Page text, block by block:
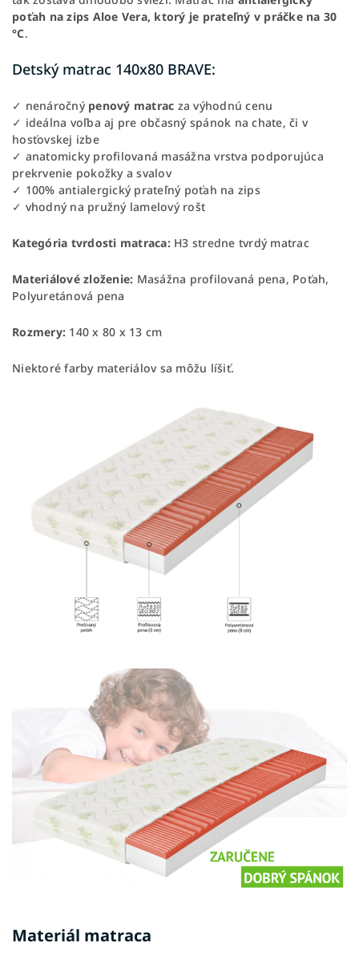
poťah na zips Aloe Vera, ktorý je prateľný v práčke na 30
°C.
Detský matrac 140x80 BRAVE:
✓ nenáročnýpenový matrac za výhodnú cenu
✓ ideálna voľba aj pre občasný spánok na chate, či v
hosťovskej izbe
✓ anatomicky profilovaná masážna vrstva podporujúca
prekrvenie pokožky a svalov
✓ 100% antialergický prateľný poťah na zips
✓ vhodný na pružný lamelový rošt
Kategória tvrdosti matraca:H3 stredne tvrdý matrac
Materiálové zloženie: Masážna profilovaná pena, Poťah,
Polyuretánová pena
Rozmery: 140 x 80 x 13 cm
Niektoré farby materiálov sa môžu líšiť.
Materiál matraca